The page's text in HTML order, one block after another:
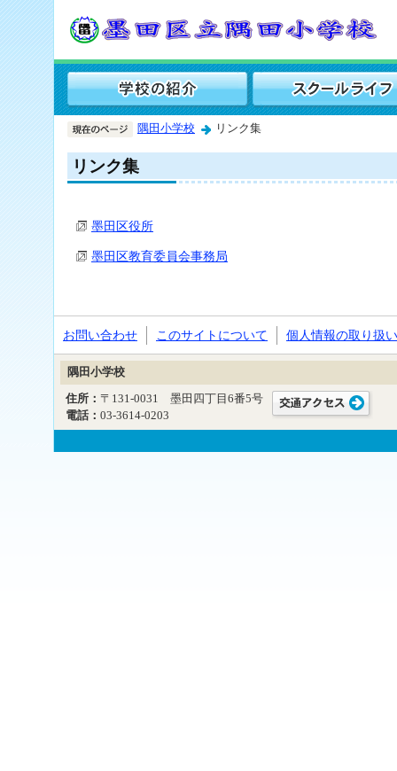
隅田小学校 リンク集
リンク集
墨田区役所
墨田区教育委員会事務局
お問い合わせ このサイトについて 個人情報の取り扱い
隅田小学校
住所： 〒131-0031 墨田四丁目6番5号
電話： 03-3614-0203